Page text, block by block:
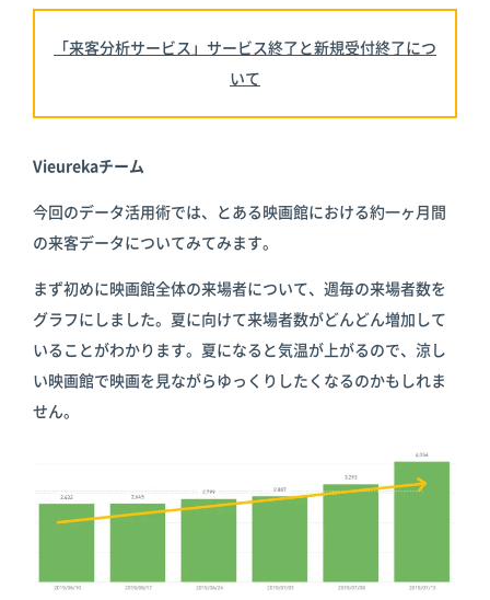
Vieureka
Vieurekaカ
覧
品
AIカメラ活用
病院
工場「来客分析サービス」サービス終了と新規受付終了につ
いて
Vieurekaチーム
今回のデータ活用術では、とある映画館における約一ヶ月間
の来客データについてみてみます。
まず初めに映画館全体の来場者について、週毎の来場者数を
グラフにしました。夏に向けて来場者数がどんどん増加して
いることがわかります。夏になると気温が上がるので、涼し
い映画館で映画を見ながらゆっくりしたくなるのかもしれま
せん。